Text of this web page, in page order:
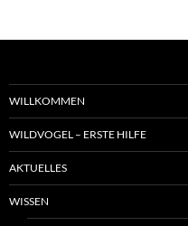
WILLKOMMEN
WILDVOGEL – ERSTE HILFE
AKTUELLES
WISSEN